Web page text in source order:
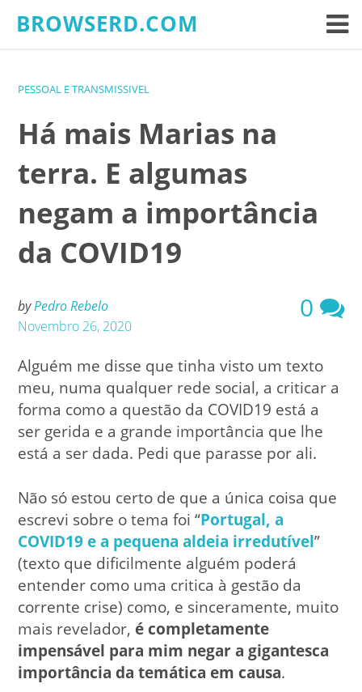
BROWSERD.COM
PESSOAL E TRANSMISSIVEL
Há mais Marias na
terra. E algumas
negam a importância
da COVID19
byPedro Rebelo
Novembro 26, 2020
0
Alguém me disse que tinha visto um texto
meu, numa qualquer rede social, a criticar a
forma como a questão da COVID19 está a
ser gerida e a grande importância que lhe
está a ser dada. Pedi que parasse por ali.
Não só estou certo de que a única coisa que
escrevi sobre o tema foi “Portugal, a
COVID19 e a pequena aldeia irredutível”
(texto que dificilmente alguém poderá
entender como uma critica à gestão da
corrente crise) como, e sinceramente, muito
mais revelador, é completamente
impensável para mim negar a gigantesca
importância da temática em causa.